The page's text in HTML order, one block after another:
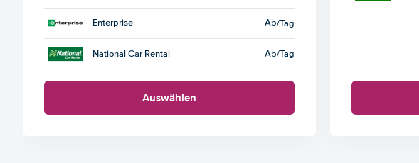
Enterprise Ab/Tag
National Car Rental Ab/Tag
Auswählen